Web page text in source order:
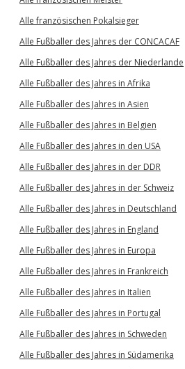
Alle französischen Pokalsieger
Alle Fußballer des Jahres der CONCACAF
Alle Fußballer des Jahres der Niederlande
Alle Fußballer des Jahres in Afrika
Alle Fußballer des Jahres in Asien
Alle Fußballer des Jahres in Belgien
Alle Fußballer des Jahres in den USA
Alle Fußballer des Jahres in der DDR
Alle Fußballer des Jahres in der Schweiz
Alle Fußballer des Jahres in Deutschland
Alle Fußballer des Jahres in England
Alle Fußballer des Jahres in Europa
Alle Fußballer des Jahres in Frankreich
Alle Fußballer des Jahres in Italien
Alle Fußballer des Jahres in Portugal
Alle Fußballer des Jahres in Schweden
Alle Fußballer des Jahres in Südamerika